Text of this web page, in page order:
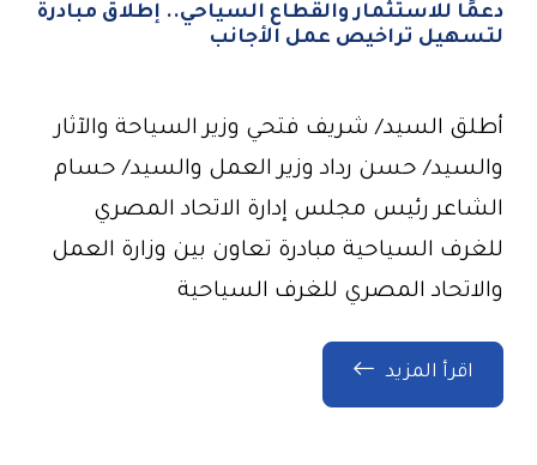
دعمًا للاستثمار والقطاع السياحي.. إطلاق مبادرة
لتسهيل تراخيص عمل الأجانب
أطلق السيد/ شريف فتحي وزير السياحة والآثار
والسيد/ حسن رداد وزير العمل والسيد/ حسام
الشاعر رئيس مجلس إدارة الاتحاد المصري
للغرف السياحية مبادرة تعاون بين وزارة العمل
والاتحاد المصري للغرف السياحية
اقرأ المزيد